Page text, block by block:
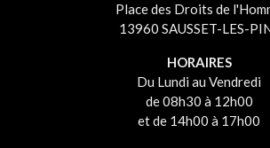
Place des Droits de
13960 SAUSSET-LES-
HORAIRES
Du Lundi au Vendredi
de 08h30 à 12h00
et de 14h00 à 17h00